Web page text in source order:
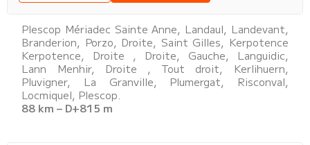
Plescop Mériadec Sainte Anne, Landaul, Landevant,
Branderion, Porzo, Droite, Saint Gilles, Kerpotence
Kerpotence, Droite , Droite, Gauche, Languidic,
Lann Menhir, Droite , Tout droit, Kerlihuern,
Pluvigner, La Granville, Plumergat, Risconval,
Locmiquel, Plescop.
88 km – D+815 m